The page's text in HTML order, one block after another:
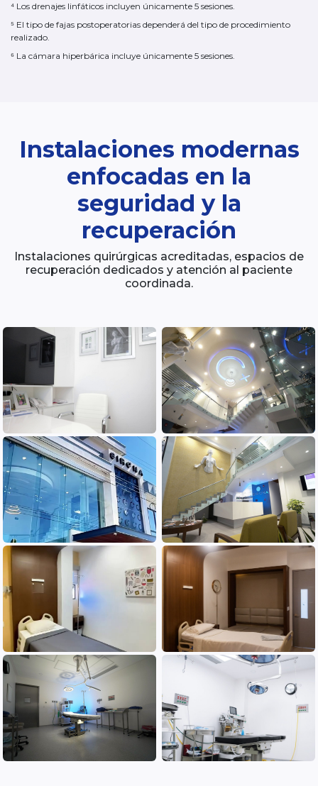
⁴ Los drenajes linfáticos incluyen únicamente 5 sesiones.
⁵ El tipo de fajas postoperatorias dependerá del tipo de procedimiento
realizado.
⁶ La cámara hiperbárica incluye únicamente 5 sesiones.
Instalaciones modernas
enfocadas en la
seguridad y la
recuperación
Instalaciones quirúrgicas acreditadas, espacios de
recuperación dedicados y atención al paciente
coordinada.